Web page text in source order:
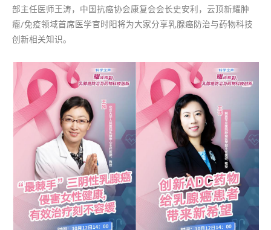
部主任医师王涛，中国抗癌协会康复会会长史安利，云顶新耀肿
瘤/免疫领域首席医学官时阳将为大家分享乳腺癌防治与药物科技
创新相关知识。